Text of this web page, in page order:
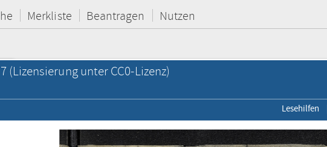
Merkliste Beantragen Nutzen
(Lizensierung unter CC0-Lizenz)
Lesehilfen